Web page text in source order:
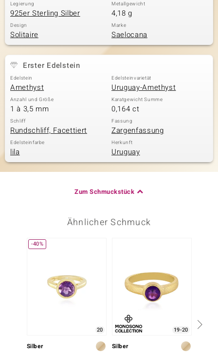
Legierung
925er Sterling Silber
Metallgewicht
4,18 g
Design
Solitaire
Marke
Saelocana
Erster Edelstein
Edelstein
Amethyst
Edelsteinvarietät
Uruguay-Amethyst
Anzahl und Größe
1 à 3,5 mm
Karatgewicht Summe
0,164 ct
Schliff
Rundschliff, Facettiert
Fassung
Zargenfassung
Edelsteinfarbe
lila
Herkunft
Uruguay
Zum Schmuckstück
Ähnlicher Schmuck
-40%
20
Silber
19-20
Silber